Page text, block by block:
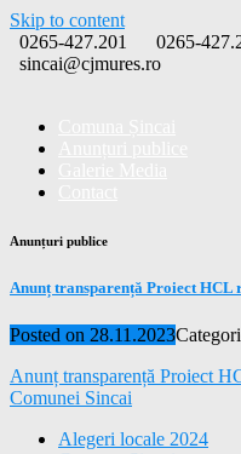
Skip to content
0265-427.201
0265-
sincai@cjmures.ro
Anunțuri publice
Anunț transparență Proiect HCL
Posted on 28.11.2023
Anunț transparență Proiect
Comunei Sincai
Alegeri locale 2024